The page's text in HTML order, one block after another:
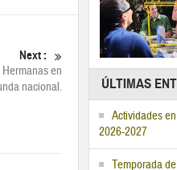
Next :
en
nacional.
ÚLTIMAS
Actividades
2026-2027
Temporada